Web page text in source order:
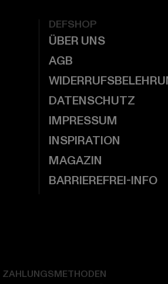
DEFSHOP
ÜBER UNS
AGB
DATENSCHUTZ
IMPRESSUM
INSPIRATION
MAGAZIN
BARRIEREFREI-INFO
ZAHLUNGSMETHODEN